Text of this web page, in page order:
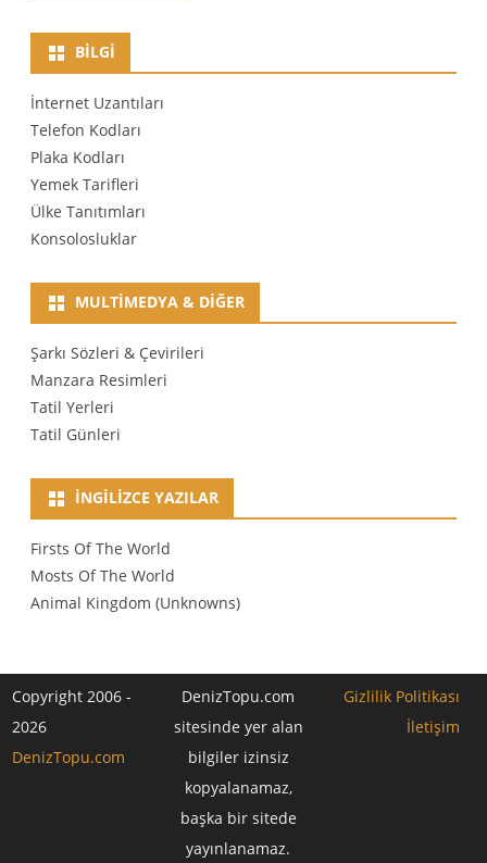
BILGI
İnternet Uzantıları
Telefon Kodları
Plaka Kodları
Yemek Tarifleri
Ülke Tanıtımları
Konsolosluklar
MULTIMEDYA & DIĞER
Şarkı Sözleri & Çevirileri
Manzara Resimleri
Tatil Yerleri
Tatil Günleri
İNGILIZCE YAZILAR
Firsts Of The World
Mosts Of The World
Animal Kingdom (Unknowns)
Copyright 2006 -
2026
DenizTopu.com
DenizTopu.com
sitesinde yer alan
bilgiler izinsiz
kopyalanamaz,
başka bir sitede
yayınlanamaz.
Gizlilik Politikası
İletişim